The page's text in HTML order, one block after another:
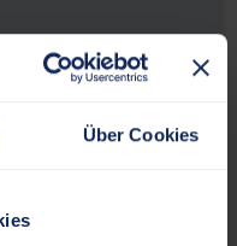
Über Cookies
IV/iv_node.html